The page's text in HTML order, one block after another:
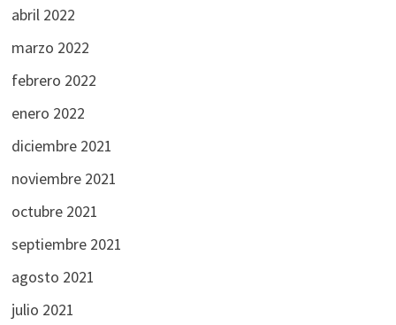
abril 2022
marzo 2022
febrero 2022
enero 2022
diciembre 2021
noviembre 2021
octubre 2021
septiembre 2021
agosto 2021
julio 2021